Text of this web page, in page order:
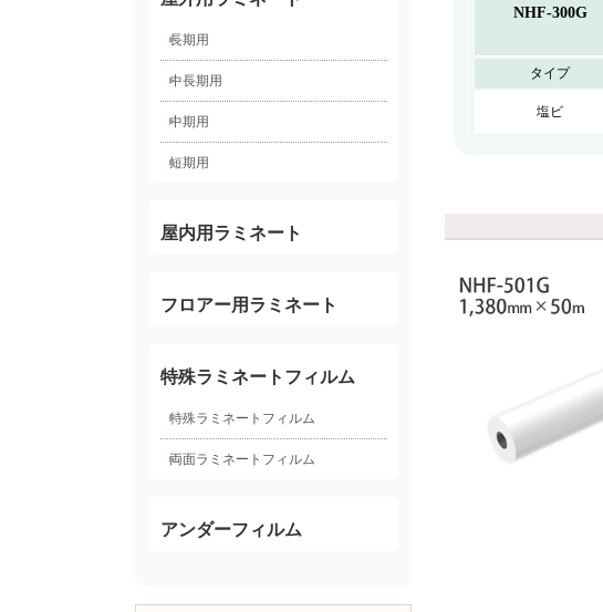
長期用
中長期用
中期用
短期用
屋内用ラミネート
フロアー用ラミネート
特殊ラミネートフィルム
特殊ラミネートフィルム
両面ラミネートフィルム
アンダーフィルム